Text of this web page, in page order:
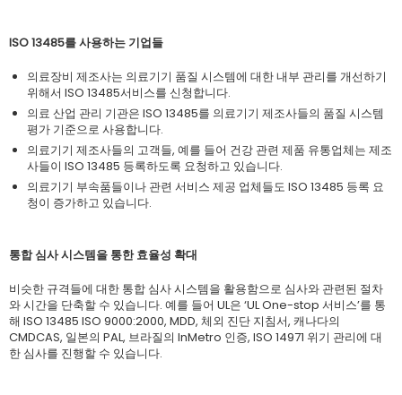
ISO 13485를 사용하는 기업들
의료장비 제조사는 의료기기 품질 시스템에 대한 내부 관리를 개선하기
위해서 ISO 13485서비스를 신청합니다.
의료 산업 관리 기관은 ISO 13485를 의료기기 제조사들의 품질 시스템
평가 기준으로 사용합니다.
의료기기 제조사들의 고객들, 예를 들어 건강 관련 제품 유통업체는 제조
사들이 ISO 13485 등록하도록 요청하고 있습니다.
의료기기 부속품들이나 관련 서비스 제공 업체들도 ISO 13485 등록 요
청이 증가하고 있습니다.
통합 심사 시스템을 통한 효율성 확대
비슷한 규격들에 대한 통합 심사 시스템을 활용함으로 심사와 관련된 절차
와 시간을 단축할 수 있습니다. 예를 들어 UL은 ‘UL One-stop 서비스’를 통
해 ISO 13485 ISO 9000:2000, MDD, 체외 진단 지침서, 캐나다의
CMDCAS, 일본의 PAL, 브라질의 InMetro 인증, ISO 14971 위기 관리에 대
한 심사를 진행할 수 있습니다.